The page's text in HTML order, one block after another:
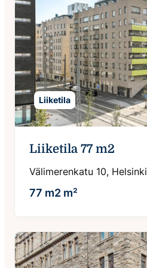
Liiketila
Liiketila 77 m2
Välimerenkatu 10, Helsinki
77 m2 m²